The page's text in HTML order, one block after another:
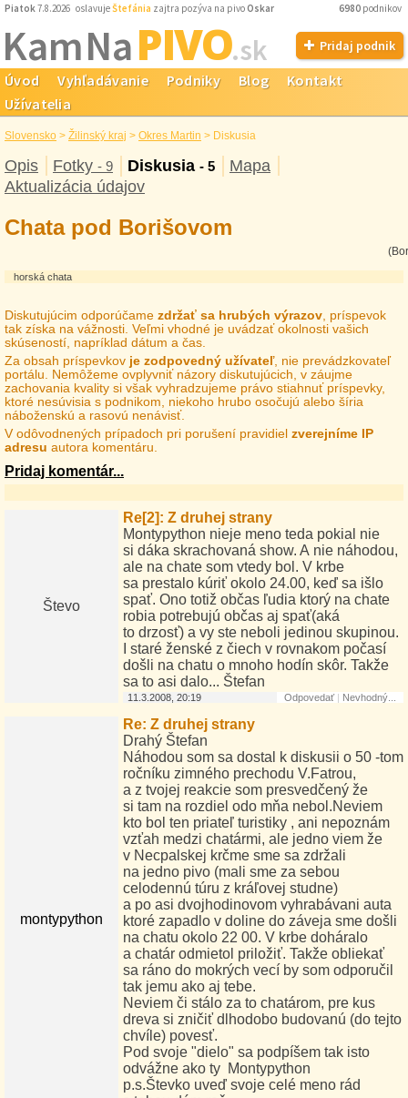
Piatok7.8.2026 oslavujeŠtefánia zajtra pozýva na pivoOskar 6980 podnikov
Kam NaPIVO.sk Pridaj podnik
Úvod Vyhľadávanie Podniky Blog
Kontakt
Užívatelia
Slovensko > Žilinský kraj > Okres Martin > Diskusia
Opis Fotky - 9 Diskusia - 5
Mapa
Aktualizácia údajov
Chata pod Borišovom
horská chata
Diskutujúcim odporúčame zdržať sa hrubých výrazov, príspevok
tak získa na vážnosti. Veľmi vhodné je uvádzať okolnosti vašich
skúseností, napríklad dátum a čas.
Za obsah príspevkov je zodpovedný užívateľ, nie prevádzkovateľ
portálu. Nemôžeme ovplyvniť názory diskutujúcich, v záujme
zachovania kvality si však vyhradzujeme právo stiahnuť príspevky,
ktoré nesúvisia s podnikom, niekoho hrubo osočujú alebo šíria
náboženskú a rasovú nenávisť.
V odôvodnených prípadoch pri porušení pravidiel zverejníme IP
adresu autora komentáru.
Pridaj komentár...
Števo
Re[2]: Z druhej strany
Montypython nieje meno teda pokial nie
si dáka skrachovaná show. A nie náhodou,
ale na chate som vtedy bol. V krbe
sa prestalo kúriť okolo 24.00, keď sa išlo
spať. Ono totiž občas ľudia ktorý na chate
robia potrebujú občas aj spať(aká
to drzosť) a vy ste neboli jedinou skupinou.
I staré ženské z čiech v rovnakom počasí
došli na chatu o mnoho hodín skôr. Takže
sa to asi dalo... Štefan
Odpovedať | Nevhodný...
11.3.2008, 20:19
montypython
Re: Z druhej strany
Drahý Štefan
Náhodou som sa dostal k diskusii o 50 -tom
ročníku zimného prechodu V.Fatrou,
a z tvojej reakcie som presvedčený že
si tam na rozdiel odo mňa nebol.Neviem
kto bol ten priateľ turistiky , ani nepoznám
vzťah medzi chatármi, ale jedno viem že
v Necpalskej krčme sme sa zdržali
na jedno pivo (mali sme za sebou
celodennú túru z kráľovej studne)
a po asi dvojhodinovom vyhrabávani auta
ktoré zapadlo v doline do záveja sme došli
na chatu okolo 22 00. V krbe doháralo
a chatár odmietol priložiť. Takže obliekať
sa ráno do mokrých vecí by som odporučil
tak jemu ako aj tebe.
Neviem či stálo za to chatárom, pre kus
dreva si zničiť dlhodobo budovanú (do tejto
chvíle) povesť.
Pod svoje "dielo" sa podpíšem tak isto
odvážne ako ty Montypython
p.s.Števko uveď svoje celé meno rád